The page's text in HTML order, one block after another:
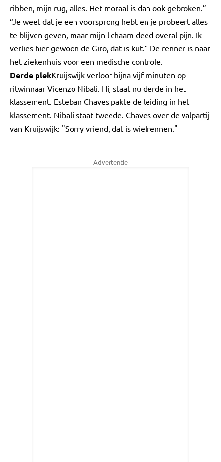
ribben, mijn rug, alles. Het moraal is dan ook gebroken.”
“Je weet dat je een voorsprong hebt en je probeert alles
te blijven geven, maar mijn lichaam deed overal pijn. Ik
verlies hier gewoon de Giro, dat is kut.” De renner is naar
het ziekenhuis voor een medische controle.
Derde plekKruijswijk verloor bijna vijf minuten op
ritwinnaar Vicenzo Nibali. Hij staat nu derde in het
klassement. Esteban Chaves pakte de leiding in het
klassement. Nibali staat tweede. Chaves over de valpartij
van Kruijswijk: "Sorry vriend, dat is wielrennen."
Advertentie